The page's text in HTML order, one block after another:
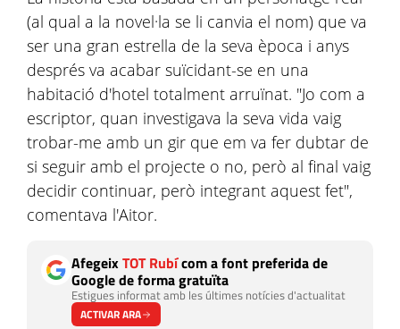
(al qual a la novel·la se li canvia el nom) que va
ser una gran estrella de la seva època i anys
després va acabar suïcidant-se en una
habitació d'hotel totalment arruïnat. "Jo com a
escriptor, quan investigava la seva vida vaig
trobar-me amb un gir que em va fer dubtar de
si seguir amb el projecte o no, però al final vaig
decidir continuar, però integrant aquest fet",
comentava l'Aitor.
AfegeixTOT Rubícom a font preferida de
Google de forma gratuïta
Estigues informat amb les últimes notícies d'actualitat
ACTIVAR ARA